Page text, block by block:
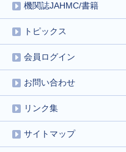
機関誌JAHMC/書籍
トピックス
会員ログイン
お問い合わせ
リンク集
サイトマップ